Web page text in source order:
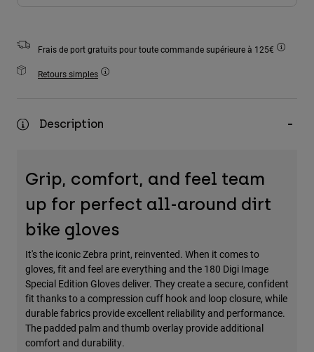
Tous les accessoires
Sacs et sacs à dos
Frais de port gratuits pour toute commande supérieure à 125€
Retours simples
Description
Grip, comfort, and feel team
up for perfect all-around dirt
bike gloves
It's the iconic Zebra print, reinvented. When it comes to
gloves, fit and feel are everything and the 180 Digi Image
Special Edition Gloves deliver. They create a secure, confident
fit thanks to a compression cuff hook and loop closure, while
durable fabrics provide excellent reliability and performance.
The padded palm and thumb overlay provide additional
comfort and durability.